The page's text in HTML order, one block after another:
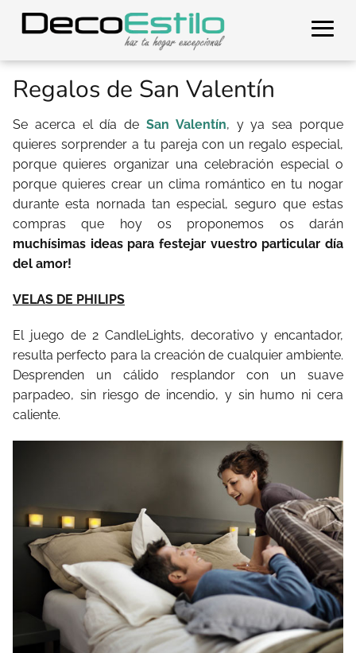
Regalos de San Valentín
Se acerca el día de San Valentín, y ya sea porque
quieres sorprender a tu pareja con un regalo especial,
porque quieres organizar una celebración especial o
porque quieres crear un clima romántico en tu nogar
durante esta nornada tan especial, seguro que estas
compras que hoy os proponemos os darán
muchísimas ideas para festejar vuestro particular día
del amor!
VELAS DE PHILIPS
El juego de 2 CandleLights, decorativo y encantador,
resulta perfecto para la creación de cualquier ambiente.
Desprenden un cálido resplandor con un suave
parpadeo, sin riesgo de incendio, y sin humo ni cera
caliente.